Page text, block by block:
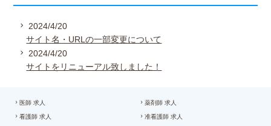
2024/4/20
サイト名・URLの一部変更について
2024/4/20
サイトをリニューアル致しました！
医師 求人 薬剤師 求人
看護師 求人 准看護師 求人